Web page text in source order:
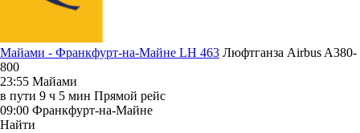
Майами - Франкфурт-на-Майне LH 463 Люфтганза Airbus A380-
800
23:55 Майами
в пути 9 ч 5 мин Прямой рейс
09:00 Франкфурт-на-Майне
Найти